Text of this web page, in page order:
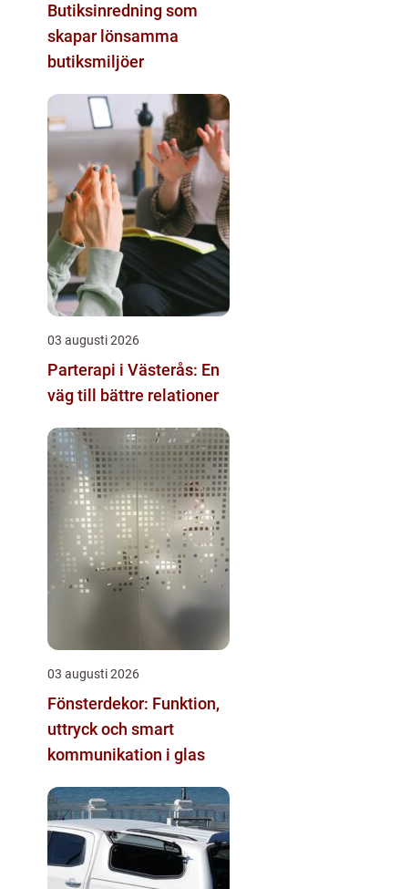
Butiksinredning som
skapar lönsamma
butiksmiljöer
03 augusti 2026
Parterapi i Västerås: En
väg till bättre relationer
03 augusti 2026
Fönsterdekor: Funktion,
uttryck och smart
kommunikation i glas